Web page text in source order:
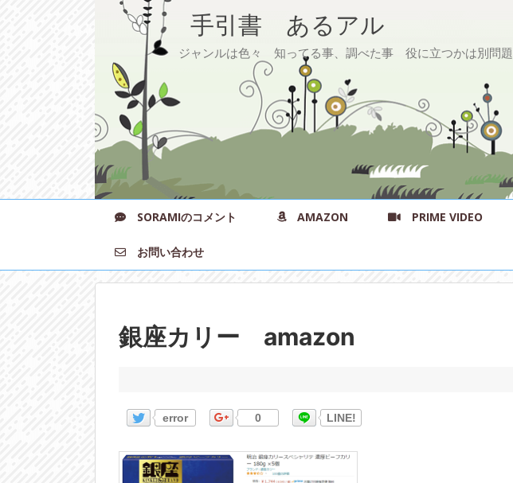
手引書 あるアル
ジャンルは色々 知ってる事、調べた事 役に立つかは別問題
SORAMIのコメント AMAZON PRIME VIDEO
お問い合わせ
銀座カリー amazon
error 0 LINE!